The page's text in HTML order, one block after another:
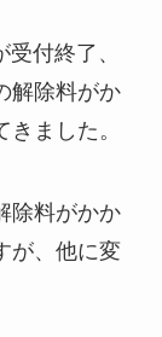
付終了、
解除料がか
ました。
除料がかか
が、他に変